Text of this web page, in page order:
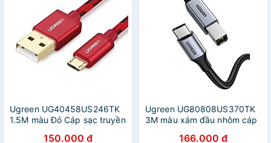
Ugreen UG40458US246TK
1.5M màu Đỏ Cáp sạc truyền
150.000 đ
Ugreen UG80808US370TK
3M màu xám đầu nhôm cáp
166.000 đ